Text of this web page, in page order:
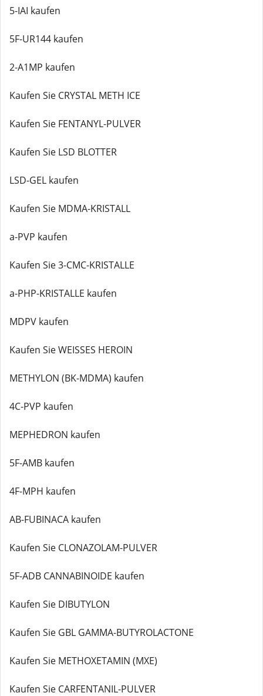
5-IAI kaufen
5F-UR144 kaufen
2-A1MP kaufen
Kaufen Sie CRYSTAL METH ICE
Kaufen Sie FENTANYL-PULVER
Kaufen Sie LSD BLOTTER
LSD-GEL kaufen
Kaufen Sie MDMA-KRISTALL
a-PVP kaufen
Kaufen Sie 3-CMC-KRISTALLE
a-PHP-KRISTALLE kaufen
MDPV kaufen
Kaufen Sie WEISSES HEROIN
METHYLON (BK-MDMA) kaufen
4C-PVP kaufen
MEPHEDRON kaufen
5F-AMB kaufen
4F-MPH kaufen
AB-FUBINACA kaufen
Kaufen Sie CLONAZOLAM-PULVER
5F-ADB CANNABINOIDE kaufen
Kaufen Sie DIBUTYLON
Kaufen Sie GBL GAMMA-BUTYROLACTONE
Kaufen Sie METHOXETAMIN (MXE)
Kaufen Sie CARFENTANIL-PULVER